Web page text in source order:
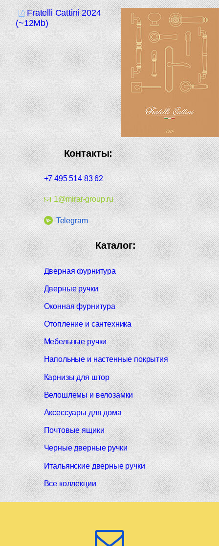
Fratelli Cattini 2024
(~12Mb)
Контакты:
+7 495 514 83 62
1@mirar-group.ru
Telegram
Каталог:
Дверная фурнитура
Дверные ручки
Оконная фурнитура
Отопление и сантехника
Мебельные ручки
Напольные и настенные покрытия
Карнизы для штор
Велошлемы и велозамки
Аксессуары для дома
Почтовые ящики
Черные дверные ручки
Итальянские дверные ручки
Все коллекции